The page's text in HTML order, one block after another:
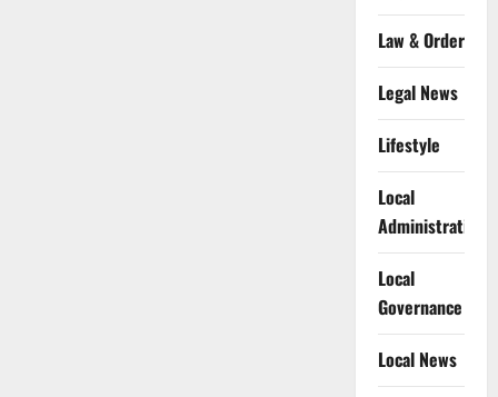
Law & Order
Legal News
Lifestyle
Local
Administration
Local
Governance
Local News